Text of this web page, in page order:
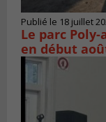
Publié le 18 juillet
Le parc
en début